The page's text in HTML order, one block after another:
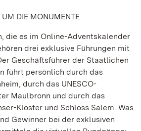
UM DIE MONUMENTE
die es im Online-Adventskalender
drei exklusive Führungen mit
Geschäftsführer der Staatlichen
führt persönlich durch das
durch das UNESCO-
Maulbronn und durch das
Kloster und Schloss Salem. Was
Gewinner bei der exklusiven